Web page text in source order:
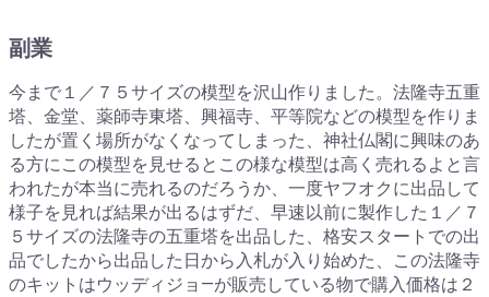
副業
今まで１／７５サイズの模型を沢山作りました。法隆寺五重
塔、金堂、薬師寺東塔、興福寺、平等院などの模型を作りま
したが置く場所がなくなってしまった、神社仏閣に興味のあ
る方にこの模型を見せるとこの様な模型は高く売れるよと言
われたが本当に売れるのだろうか、一度ヤフオクに出品して
様子を見れば結果が出るはずだ、早速以前に製作した１／７
５サイズの法隆寺の五重塔を出品した、格安スタートでの出
品でしたから出品した日から入札が入り始めた、この法隆寺
のキットはウッディジョ―が販売している物で購入価格は２